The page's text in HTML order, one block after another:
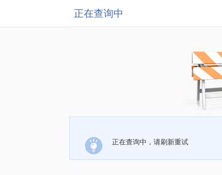
正在查询中
正在查询中，请刷新重试